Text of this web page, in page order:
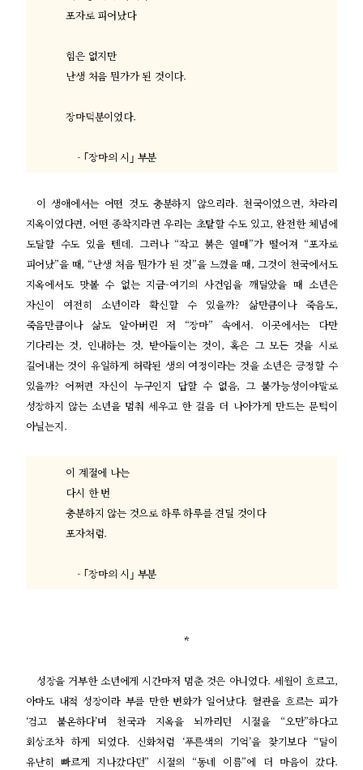
포자로 피어났다
힘은 없지만
난생 처음 뭔가가 된 것이다.
장마덕분이었다.
- ｢장마의 시 ｣ 부분
이 생애에서는 어떤 것도 충분하지 않으리라.천국이었으면,차라리
지옥이었다면, 어떤 종착지라면 우리는 초탈할 수도 있고,완전한 체념에
도달할 수도 있을 텐데. 그러나 “작고 붉은 열매”가 떨어져 “포자로
피어났”을 때, “난생 처음 뭔가가 된 것”을 느꼈을 때, 그것이 천국에서도
지옥에서도 맛볼 수 없는 지금-여기의 사건임을 깨달았을 때 소년은
자신이 여전히 소년이라 확신할 수 있을까? 삶만큼이나 죽음도,
죽음만큼이나 삶도 알아버린 저 “장마”속에서. 이곳에서는 다만
기다리는 것, 인내하는 것, 받아들이는 것이, 혹은 그 모든 것을 시로
길어내는 것이 유일하게 허락된 생의 여정이라는 것을 소년은 긍정할 수
있을까? 어쩌면 자신이 누구인지 답할 수 없음, 그 불가능성이야말로
성장하지 않는 소년을 멈춰 세우고 한 걸음 더 나아가게 만드는 문턱이
아닐는지.
이 계절에 나는
다시 한 번
충분하지 않는 것으로 하루 하루를 견딜 것이다
포자처럼.
- ｢장마의 시 ｣ 부분
*
성장을 거부한 소년에게 시간마저 멈춘 것은 아니었다. 세월이 흐르고,
아마도 내적 성장이라 부를 만한 변화가 일어났다. 혈관을 흐르는 피가
‘검고 불온하다’며 천국과 지옥을 뇌까리던 시절을 “오만”하다고
회상조차 하게 되었다. 신화처럼 ‘푸른색의 기억’을 찾기보다 “달이
유난히 빠르게 지나갔다던” 시절의 “동네 이름”에 더 마음이 갔다.